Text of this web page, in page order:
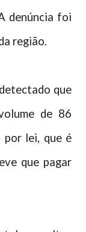
denúncia foi
região.
que
de 86
por lei, que é
que pagar